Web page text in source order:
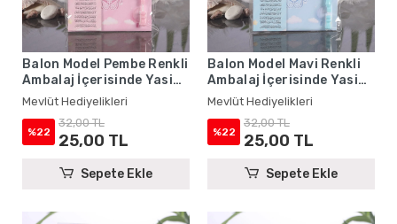
Balon Model Pembe Renkli
Ambalaj İçerisinde Yasin
Kitabı, Magnet ve Tesbih -
Mevlüt Hediyelikleri
Mevlüt Hediyelikleri
%22
32,00 TL
25,00 TL
Sepete Ekle
Balon Model Mavi Renkli
Ambalaj İçerisinde Yasin
Kitabı, Magnet ve Tesbih -
Mevlüt Hediyelikleri
Mevlüt Hediyelikleri
%22
32,00 TL
25,00 TL
Sepete Ekle